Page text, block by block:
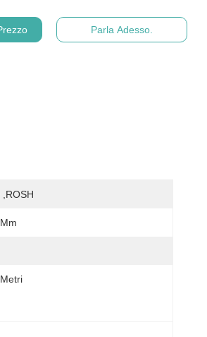
Parla Adesso.
,ROSH